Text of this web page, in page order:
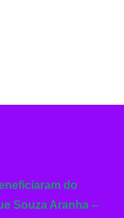
do
Souza Aranha –